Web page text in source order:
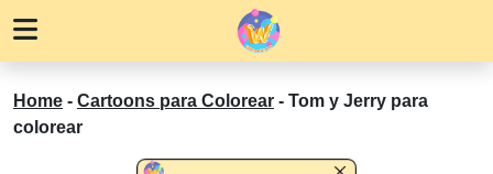
Home - Cartoons para Colorear - Tom y Jerry para
colorear